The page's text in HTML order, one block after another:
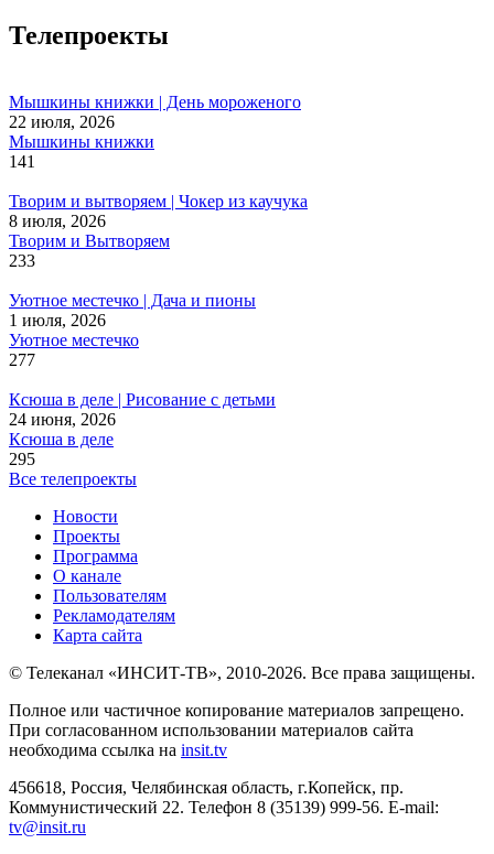
Телепроекты
Мышкины книжки | День мороженого
22 июля, 2026
Мышкины книжки
141
Творим и вытворяем | Чокер из каучука
8 июля, 2026
Творим и Вытворяем
233
Уютное местечко | Дача и пионы
1 июля, 2026
Уютное местечко
277
Ксюша в деле | Рисование с детьми
24 июня, 2026
Ксюша в деле
295
Все телепроекты
Новости
Проекты
Программа
О канале
Пользователям
Рекламодателям
Карта сайта
© Телеканал «ИНСИТ-ТВ», 2010-2026. Все права защищены.
Полное или частичное копирование материалов запрещено.
При согласованном использовании материалов сайта
необходима ссылка на insit.tv
456618, Россия, Челябинская область, г.Копейск, пр.
Коммунистический 22. Телефон 8 (35139) 999-56. E-mail:
tv@insit.ru